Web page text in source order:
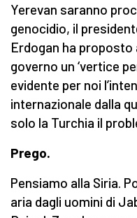
Yerevan saranno
genocidio, il
Erdogan ha proposto
governo un ‘vertice
evidente per noi
internazionale dalla
solo la Turchia il
Prego.
Pensiamo alla Siria.
aria dagli uomini di